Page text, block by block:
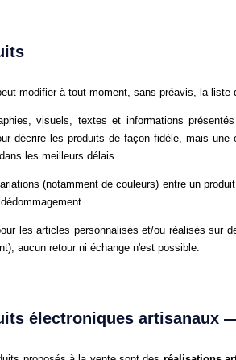
modifier à tout moment, sans préavis, la
visuels, textes et informations
décrire les produits de façon fidèle, mais une
les meilleurs délais.
(notamment de couleurs) entre un
les articles personnalisés et/ou réalisés sur
aucun retour ni échange n'est possible.
électroniques artisanaux